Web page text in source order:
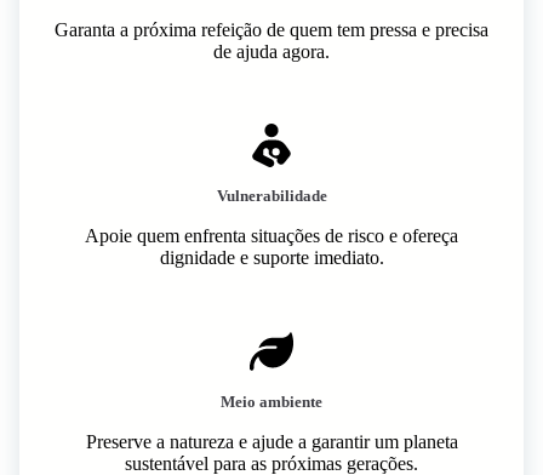
Garanta a próxima refeição de quem tem pressa e precisa
de ajuda agora.
Vulnerabilidade
Apoie quem enfrenta situações de risco e ofereça
dignidade e suporte imediato.
Meio ambiente
Preserve a natureza e ajude a garantir um planeta
sustentável para as próximas gerações.